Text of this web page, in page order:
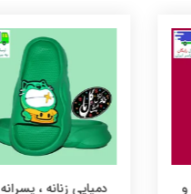
دمپایی زنانه ، پسرانه و